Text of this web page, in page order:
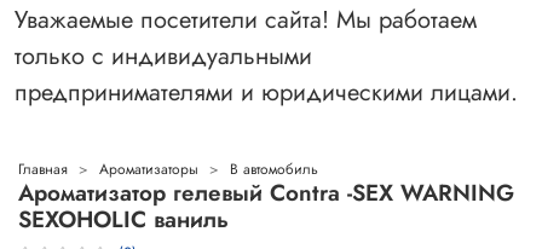
Уважаемые посетители сайта! Мы работаем
только с индивидуальными
предпринимателями и юридическими лицами.
Главная Ароматизаторы В автомобиль
Ароматизатор гелевый Contra -SEX WARNING
SEXOHOLIC ваниль